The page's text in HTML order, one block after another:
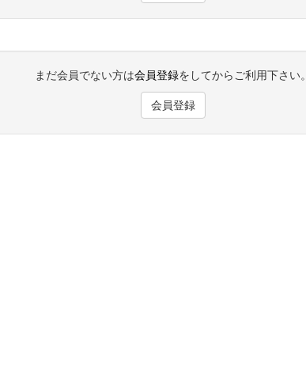
まだ会員でない方は会員登録をしてからご利用下さい。
会員登録